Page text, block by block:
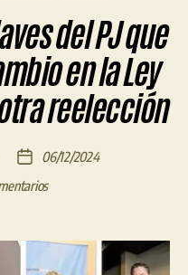
del PJ que
en la Ley
reelección
Fecha
de
06/12/2024
en
claves
del